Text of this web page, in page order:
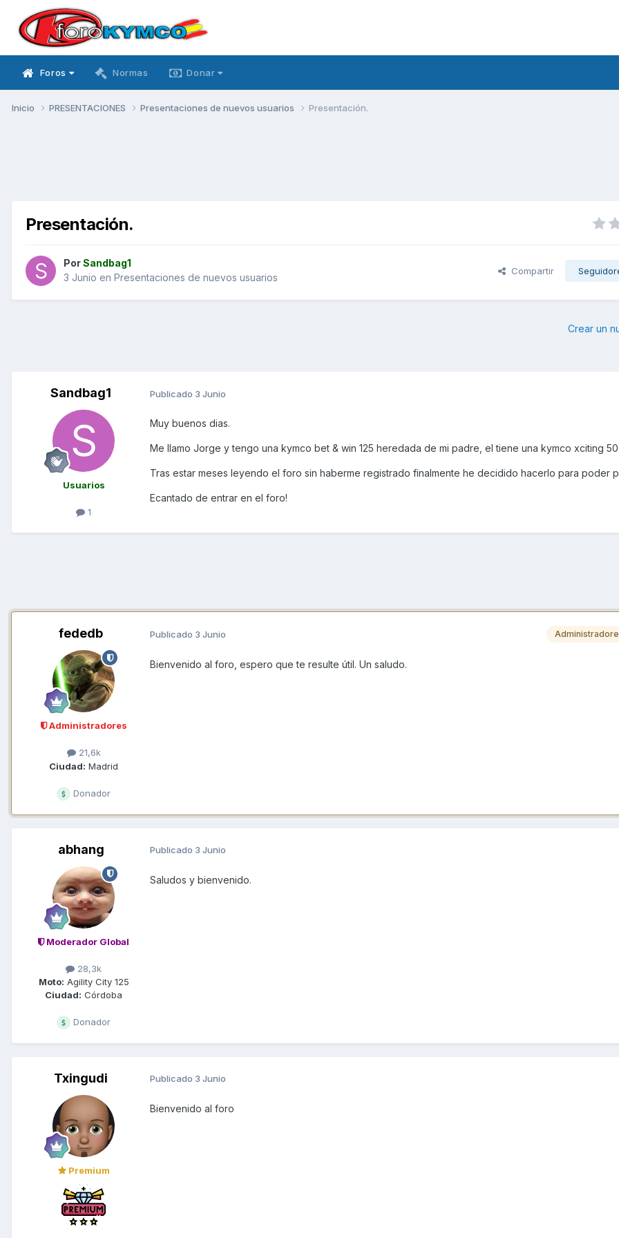
Foros Normas Donar
Inicio PRESENTACIONES Presentaciones de nuevos usuarios Presentación.
Presentación.
PorSandbag1
3 Junio en Presentaciones de nuevos usuarios
Compartir
Crear un
Sandbag1
Usuarios
1
Publicado 3 Junio
Muy buenos dias.
Me llamo Jorge y tengo una kymco bet & win 125 heredada de mi padre, el tiene una kymco xciting
Tras estar meses leyendo el foro sin haberme registrado finalmente he decidido hacerlo para poder
Ecantado de entrar en el foro!
fededb
Administradores
21,6k
Ciudad: Madrid
Donador
Publicado 3 Junio
Bienvenido al foro, espero que te resulte útil. Un saludo.
abhang
Moderador Global
28,3k
Moto: Agility City 125
Ciudad: Córdoba
Donador
Publicado 3 Junio
Saludos y bienvenido.
Txingudi
Premium
Publicado 3 Junio
Bienvenido al foro